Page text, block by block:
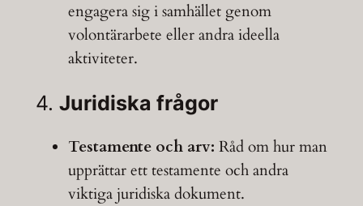
engagera sig i samhället genom
volontärarbete eller andra ideella
aktiviteter.
4. Juridiska frågor
Testamente och arv: Råd om hur man
upprättar ett testamente och andra
viktiga juridiska dokument.